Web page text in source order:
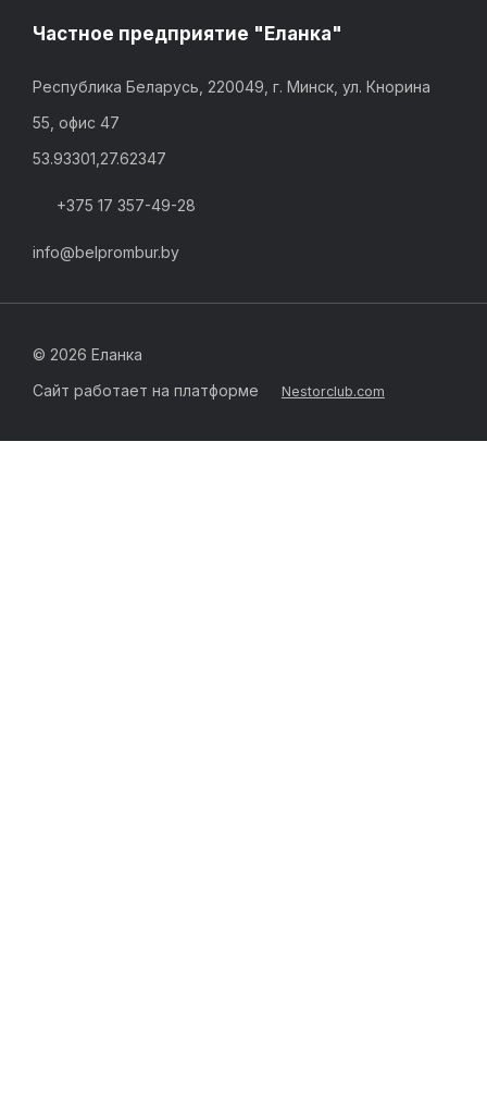
Частное предприятие "Еланка"
Республика Беларусь, 220049, г. Минск, ул. Кнорина
55, офис 47
53.93301,27.62347
+375 17 357-49-28
info@belprombur.by
© 2026 Еланка
Сайт работает на платформе
Nestorclub.com